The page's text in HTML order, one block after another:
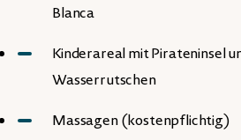
Blanca
Kinderareal mit Pirateninsel
Wasserrutschen
Massagen (kostenpflichtig)